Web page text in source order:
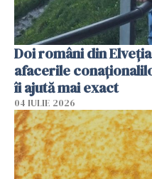
Doi români din
afacerile
îi ajută mai exact
04 IULIE 2026